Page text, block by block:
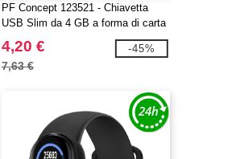
PF Concept 123521 - Chiavetta
USB Slim da 4 GB a forma di carta
di credito
4,20 €
7,63 €
-45%